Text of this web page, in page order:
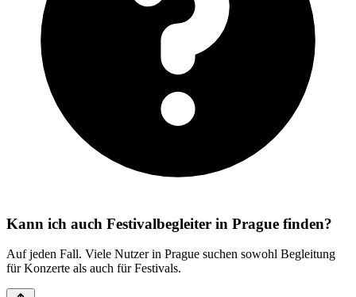
Kann ich auch Festivalbegleiter in Prague finden?
Auf jeden Fall. Viele Nutzer in Prague suchen sowohl Begleitung
für Konzerte als auch für Festivals.